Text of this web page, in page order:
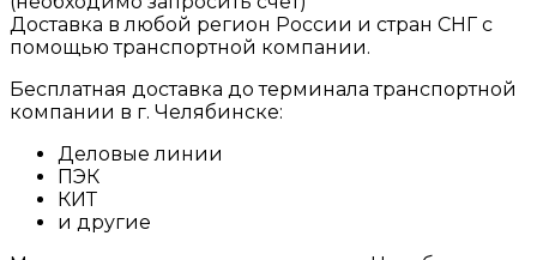
Доставка в любой регион России и стран СНГ с
помощью транспортной компании.
Бесплатная доставка до терминала транспортной
компании в г. Челябинске:
Деловые линии
ПЭК
КИТ
и другие